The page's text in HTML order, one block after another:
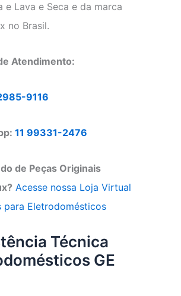
e Lava e Seca e da marca
no Brasil.
Atendimento:
9116
11 99331-2476
de Peças Originais
Acesse nossa Loja Virtual
para Eletrodomésticos
Técnica
GE